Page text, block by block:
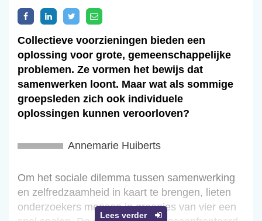
Lees verder
Collectieve voorzieningen bieden een
oplossing voor grote, gemeenschappelijke
problemen. Ze vormen het bewijs dat
samenwerken loont. Maar wat als sommige
groepsleden zich ook individuele
oplossingen kunnen veroorloven?
Annemarie Huiberts
Om het sociale dilemma tussen samenwerking
en zelfredzaamheid in kaart te brengen, lieten
onderzoekers mensen in groepjes van vier een